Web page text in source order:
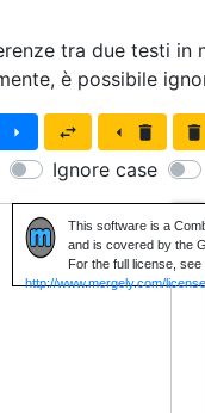
tra due testi
è possibile
arrow_right swap_horiz arrow_left delete delete
Ignore case
This software is a
and is covered by the
For the full license, see
http://www.mergely.com/